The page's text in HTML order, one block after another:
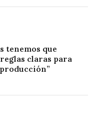
tenemos que
claras para